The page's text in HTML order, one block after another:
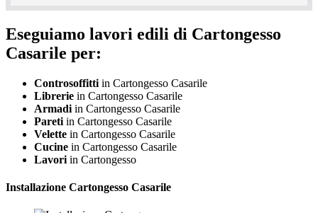
Eseguiamo lavori edili di Cartongesso
Casarile per:
Controsoffitti in Cartongesso Casarile
Librerie in Cartongesso Casarile
Armadi in Cartongesso Casarile
Pareti in Cartongesso Casarile
Velette in Cartongesso Casarile
Cucine in Cartongesso Casarile
Lavori in Cartongesso
Installazione Cartongesso Casarile